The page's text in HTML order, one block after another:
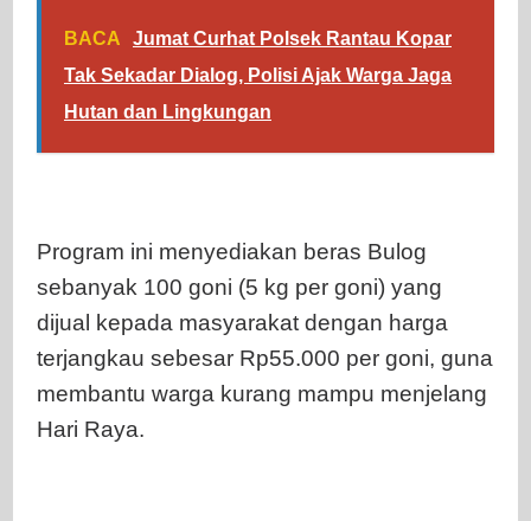
BACA
Jumat Curhat Polsek Rantau Kopar
Tak Sekadar Dialog, Polisi Ajak Warga Jaga
Hutan dan Lingkungan
Program ini menyediakan beras Bulog
sebanyak 100 goni (5 kg per goni) yang
dijual kepada masyarakat dengan harga
terjangkau sebesar Rp55.000 per goni, guna
membantu warga kurang mampu menjelang
Hari Raya.